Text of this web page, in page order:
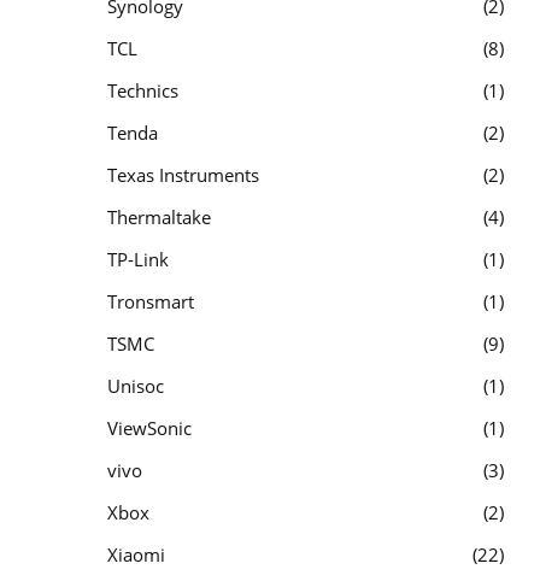
Synology
2
TCL
8
Technics
1
Tenda
2
Texas Instruments
2
Thermaltake
4
TP-Link
1
Tronsmart
1
TSMC
9
Unisoc
1
ViewSonic
1
vivo
3
Xbox
2
Xiaomi
22